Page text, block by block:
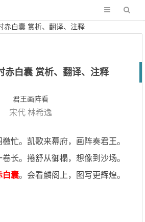
赤白囊 赏析、翻译、注释
赤白囊 赏析、翻译、注释
君王画阵看
宋代 林希逸
忙。凯歌来幕府，画阵奏君王。
长。捲舒从御榻，想像到沙场。
白囊。会看麟阁上，图写更辉煌。